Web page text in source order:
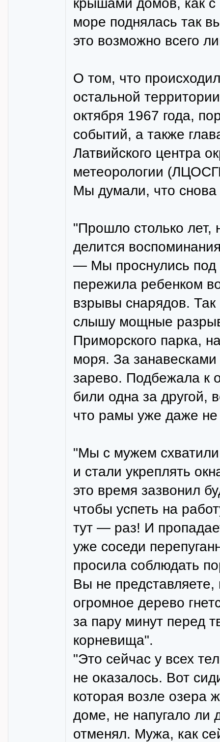
море поднялась так
это возможно всего
О том, что
остальной
октября 1967 года,
событий, а также
Латвийского центра
метеорологии
Мы думали, что снова
"Прошло столько лет,
делится
— Мы проснулись под
пережила ребенком
взрывы снарядов.
слышу мощные
Приморского парка,
моря. За занавесками
зарево. Подбежала к
били одна за другой,
что рамы уже даже не
"Мы с мужем схватили
и стали укреплять
это время зазвонил
чтобы успеть на
тут — раз! И
уже соседи
просила соблюдать
Вы не представляете,
огромное дерево
за пару минут перед
корневища".
"Это сейчас у всех
не оказалось. Вот
которая возле озера
доме, не напугало ли
отменял. Мужа, как